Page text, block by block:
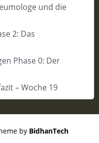
und die
2: Das
Phase 0: Der
– Woche 19
by BidhanTech